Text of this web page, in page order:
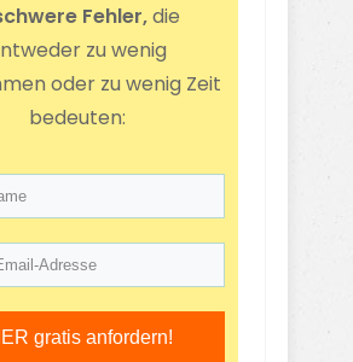
Fehler,die
zu wenig
oder zu wenig Zeit
bedeuten:
gratis anfordern!